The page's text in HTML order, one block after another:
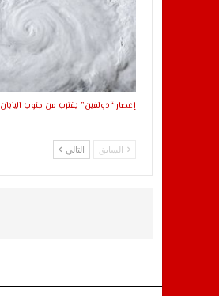
إعصار “دولفين” يقترب من جنوب اليابان
السابق التالي